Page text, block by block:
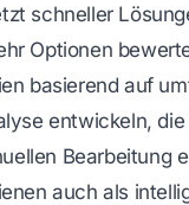
schneller
Optionen
basierend auf
entwickeln,
Bearbeitung
auch als